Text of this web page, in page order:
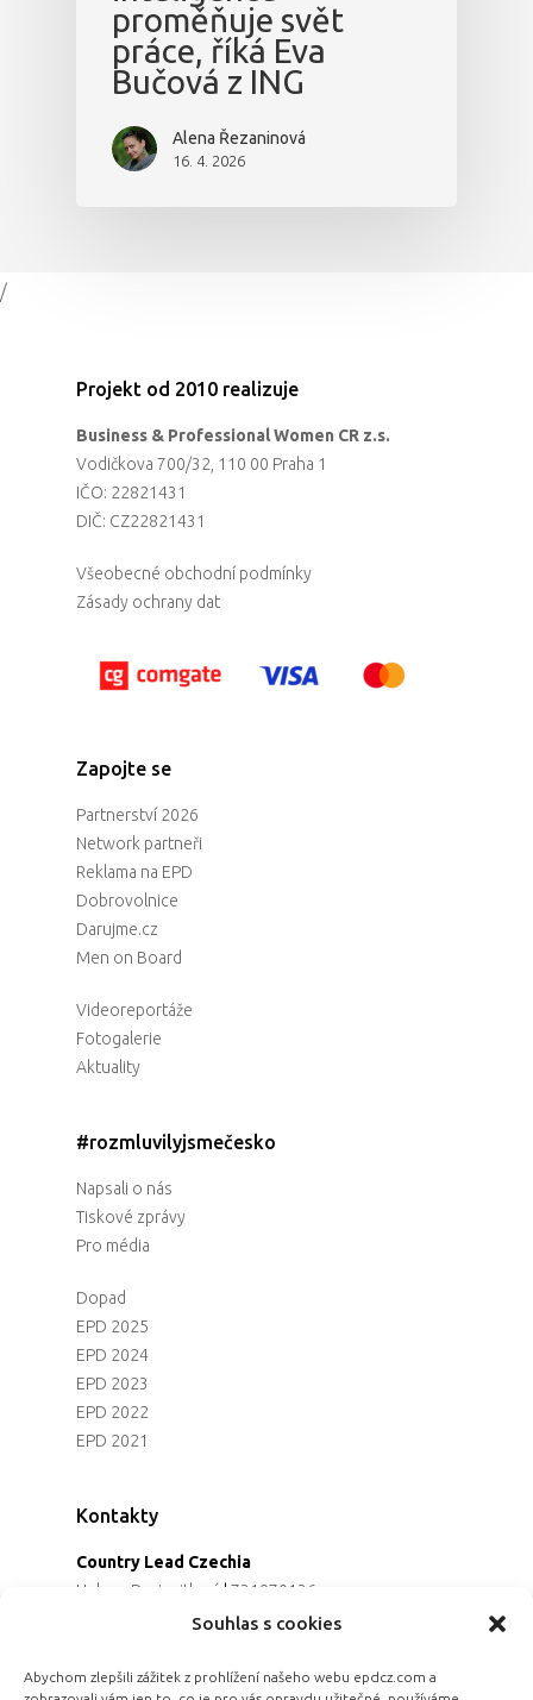
Souhlas s cookies
Abychom zlepšili zážitek z prohlížení našeho webu epdcz.com a
proměňuje svět
práce, říká Eva
Bučová z ING
Alena Řezaninová
16. 4. 2026
/
Projekt od 2010 realizuje
Business & Professional Women CR z.s.
Vodičkova 700/32, 110 00 Praha 1
IČO: 22821431
DIČ: CZ22821431
Všeobecné obchodní podmínky
Zásady ochrany dat
Zapojte se
Partnerství 2026
Network partneři
Reklama na EPD
Dobrovolnice
Darujme.cz
Men on Board
Videoreportáže
Fotogalerie
Aktuality
#rozmluvilyjsmečesko
Napsali o nás
Tiskové zprávy
Pro média
Dopad
EPD 2025
EPD 2024
EPD 2023
EPD 2022
EPD 2021
Kontakty
Country Lead Czechia
Helena Dreiseitlová | 731970136
Koordinátorka projektu
Programová ředitelka